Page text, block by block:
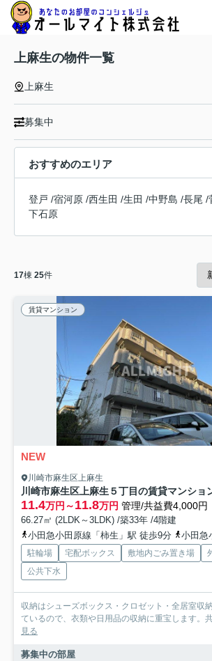
上麻生の物件一覧
上麻生
募集中
おすすめのエリア
登戸 /宿河原 /西生田 /生田 /中野島 /長尾 /
下石原
17棟 25件
賃貸マンション
NEW
川崎市麻生区上麻生
川崎市麻生区上麻生５丁目の賃貸マンショ
11.4万円～11.8万円 管理/共益費4,000円
66.27㎡ (2LDK～3LDK) /築33年 /4階建
小田急小田原線「柿生」駅 徒歩9分
小田急小田
駐輪場 宅配ボックス 敷地内ごみ置き場
公共下水
収納はシューズボックス・クロゼット・全居室収
ているので、衣類や日用品の収納に重宝します。
見る
募集中の部屋